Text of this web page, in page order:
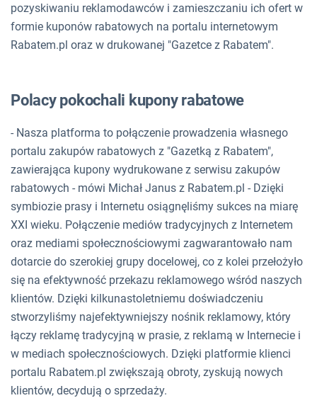
pozyskiwaniu reklamodawców i zamieszczaniu ich ofert w
formie kuponów rabatowych na portalu internetowym
Rabatem.pl oraz w drukowanej "Gazetce z Rabatem".
Polacy pokochali kupony rabatowe
- Nasza platforma to połączenie prowadzenia własnego
portalu zakupów rabatowych z "Gazetką z Rabatem",
zawierająca kupony wydrukowane z serwisu zakupów
rabatowych - mówi Michał Janus z Rabatem.pl - Dzięki
symbiozie prasy i Internetu osiągnęliśmy sukces na miarę
XXI wieku. Połączenie mediów tradycyjnych z Internetem
oraz mediami społecznościowymi zagwarantowało nam
dotarcie do szerokiej grupy docelowej, co z kolei przełożyło
się na efektywność przekazu reklamowego wśród naszych
klientów. Dzięki kilkunastoletniemu doświadczeniu
stworzyliśmy najefektywniejszy nośnik reklamowy, który
łączy reklamę tradycyjną w prasie, z reklamą w Internecie i
w mediach społecznościowych. Dzięki platformie klienci
portalu Rabatem.pl zwiększają obroty, zyskują nowych
klientów, decydują o sprzedaży.